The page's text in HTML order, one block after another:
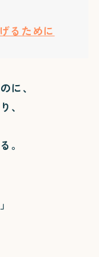
るために
に、
、
。